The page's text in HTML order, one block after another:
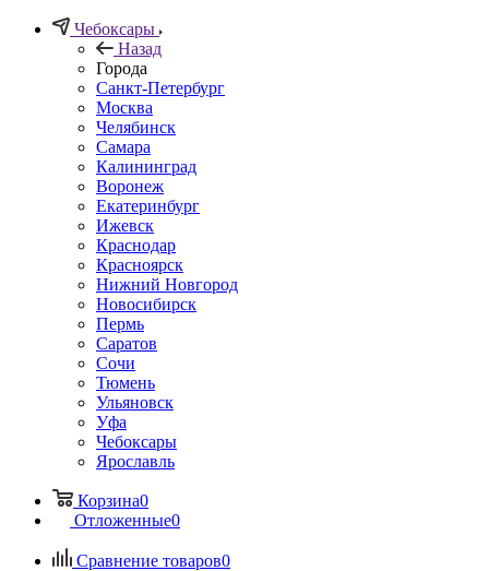
Чебоксары
Назад
Города
Санкт-Петербург
Москва
Челябинск
Самара
Калининград
Воронеж
Екатеринбург
Ижевск
Краснодар
Красноярск
Нижний Новгород
Новосибирск
Пермь
Саратов
Сочи
Тюмень
Ульяновск
Уфа
Чебоксары
Ярославль
Корзина0
Отложенные0
Сравнение товаров0